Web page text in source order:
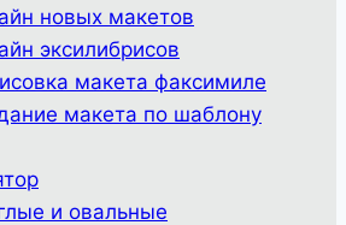
новых макетов
эксилибрисов
макета факсимиле
макета по шаблону
и овальные